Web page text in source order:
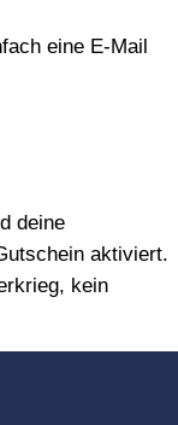
eine E‑Mail
deine
aktiviert.
kein